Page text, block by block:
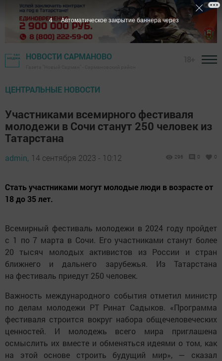
НОВОСТИ САРМАНОВО
ЦЕНТРАЛЬНЫЕ НОВОСТИ
Участниками всемирного фестиваля
молодежи в Сочи станут 250 человек из
Татарстана
admin, 14 сентября 2023 - 10:12 296 0 0
Стать участниками могут молодые люди в возрасте от
18 до 35 лет.
Всемирный фестиваль молодежи в 2024 году пройдет
с 1 по 7 марта в Сочи. Его участниками станут более
20 тысяч молодых активистов из России и стран
ближнего и дальнего зарубежья. Из Татарстана
на фестиваль приедут 250 человек.
Важность международного события отметил министр
по делам молодежи РТ Ринат Садыков. «Программа
фестиваля строится вокруг набора общечеловеческих
ценностей. И молодежь всего мира приглашена
осмыслить их вместе и обменяться идеями о том, как
на этой основе строить будущий мир», — сказал
3 Автоматическое закрытие баннера через